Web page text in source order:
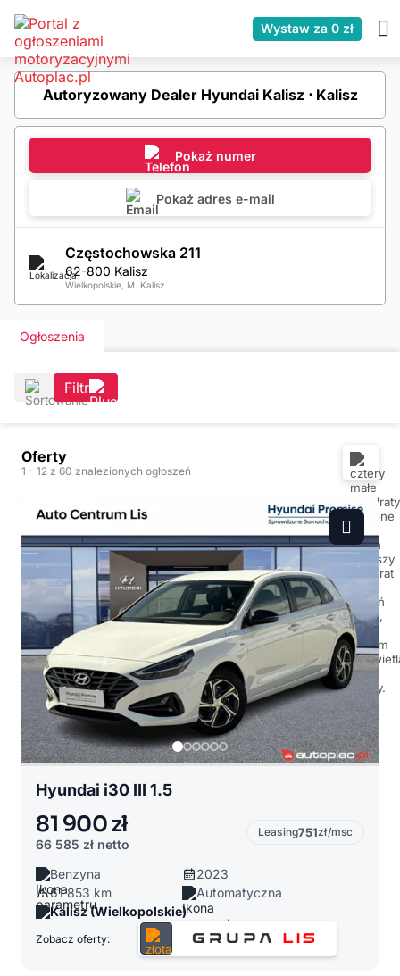
Wystaw za 0 zł
Autoryzowany Dealer Hyundai Kalisz ⋅ Kalisz
Pokaż numer
Pokaż adres e-mail
Częstochowska 211
62-800 Kalisz
Wielkopolskie, M. Kalisz
Ogłoszenia
Filtr
Oferty
1 - 12 z 60 znalezionych ogłoszeń
Hyundai i30 III 1.5
81 900 zł
66 585 zł netto
Leasing751zł/msc
Benzyna
2023
61 853 km
Automatyczna
Kalisz (Wielkopolskie)
Zobacz oferty: